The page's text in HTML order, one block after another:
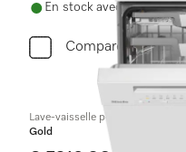
En stock avec livraison
Comparer
Lave-vaisselle posable
Gold